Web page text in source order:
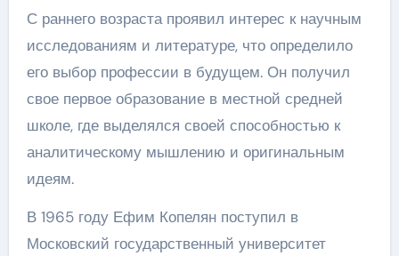
С раннего возраста проявил интерес к научным
исследованиям и литературе, что определило
его выбор профессии в будущем. Он получил
свое первое образование в местной средней
школе, где выделялся своей способностью к
аналитическому мышлению и оригинальным
идеям.
В 1965 году Ефим Копелян поступил в
Московский государственный университет